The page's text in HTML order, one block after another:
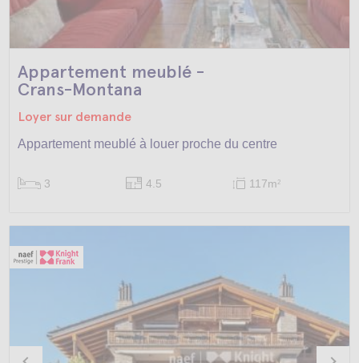
Appartement meublé -
Crans-Montana
Loyer sur demande
Appartement meublé à louer proche du centre
3 4.5 117m2